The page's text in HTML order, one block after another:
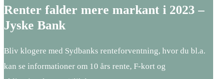
Renter falder mere markant i 2023 –
Jyske Bank
Bliv klogere med Sydbanks renteforventning, hvor du bl.a.
kan se informationer om 10 års rente, F-kort og